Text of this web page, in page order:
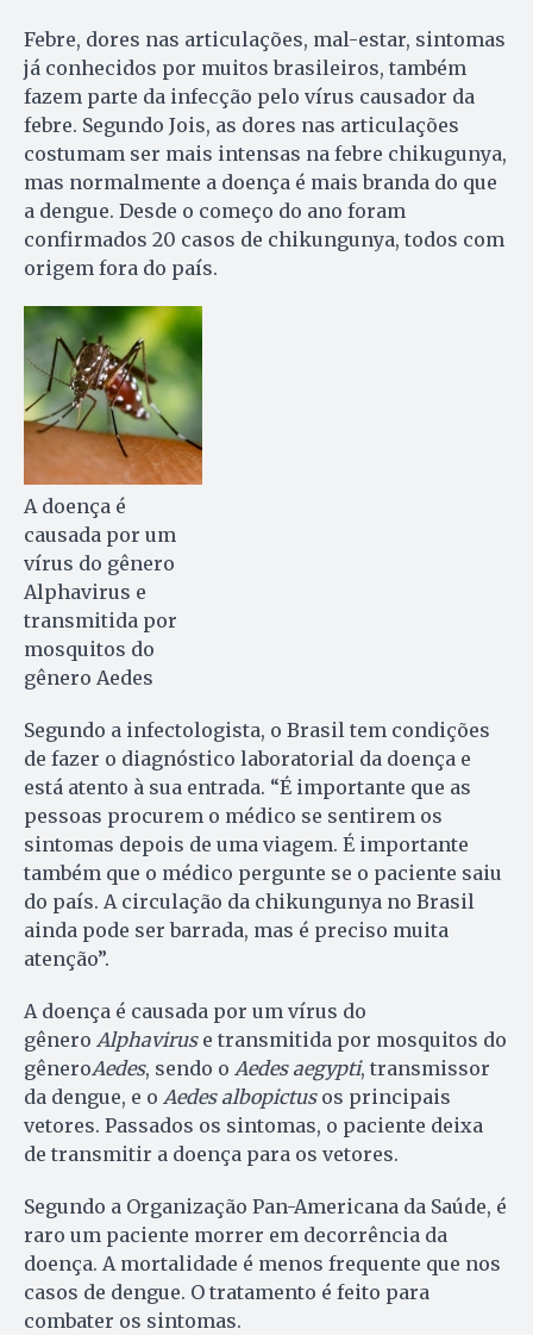
Febre, dores nas articulações, mal-estar, sintomas
já conhecidos por muitos brasileiros, também
fazem parte da infecção pelo vírus causador da
febre. Segundo Jois, as dores nas articulações
costumam ser mais intensas na febre chikugunya,
mas normalmente a doença é mais branda do que
a dengue. Desde o começo do ano foram
confirmados 20 casos de chikungunya, todos com
origem fora do país.
A doença é
causada por um
vírus do gênero
Alphavirus e
transmitida por
mosquitos do
gênero Aedes
Segundo a infectologista, o Brasil tem condições
de fazer o diagnóstico laboratorial da doença e
está atento à sua entrada. “É importante que as
pessoas procurem o médico se sentirem os
sintomas depois de uma viagem. É importante
também que o médico pergunte se o paciente saiu
do país. A circulação da chikungunya no Brasil
ainda pode ser barrada, mas é preciso muita
atenção”.
A doença é causada por um vírus do
gênero Alphaviruse transmitida por mosquitos do
gêneroAedes, sendo o Aedes aegypti, transmissor
da dengue, e o Aedes albopictusos principais
vetores. Passados os sintomas, o paciente deixa
de transmitir a doença para os vetores.
Segundo a Organização Pan-Americana da Saúde, é
raro um paciente morrer em decorrência da
doença. A mortalidade é menos frequente que nos
casos de dengue. O tratamento é feito para
combater os sintomas.